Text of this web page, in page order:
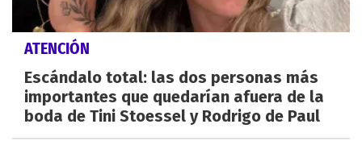
ATENCIÓN
Escándalo total: las dos personas más
importantes que quedarían afuera de la
boda de Tini Stoessel y Rodrigo de Paul